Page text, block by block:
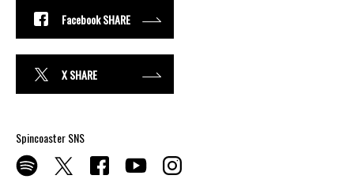
Facebook SHARE
X SHARE
Spincoaster SNS